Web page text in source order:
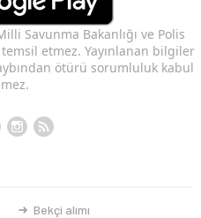
Savunma Bakanlığı ve Polis
etmez. Yayınlanan bilgiler
ötürü sorumluluk kabul
Bekçi alımı